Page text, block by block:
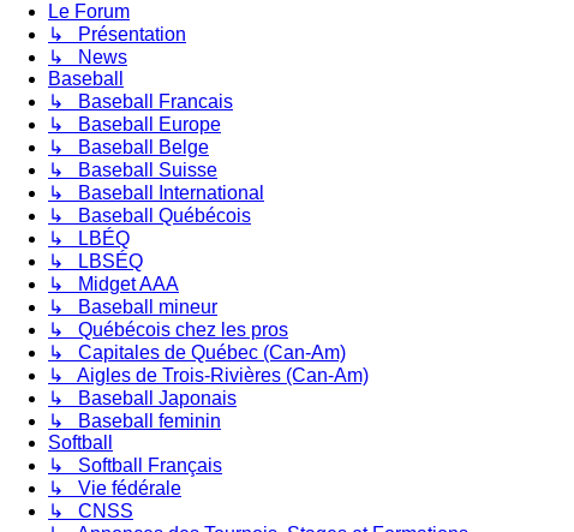
Le Forum
↳ Présentation
↳ News
Baseball
↳ Baseball Francais
↳ Baseball Europe
↳ Baseball Belge
↳ Baseball Suisse
↳ Baseball International
↳ Baseball Québécois
↳ LBÉQ
↳ LBSÉQ
↳ Midget AAA
↳ Baseball mineur
↳ Québécois chez les pros
↳ Capitales de Québec (Can-Am)
↳ Aigles de Trois-Rivières (Can-Am)
↳ Baseball Japonais
↳ Baseball feminin
Softball
↳ Softball Français
↳ Vie fédérale
↳ CNSS